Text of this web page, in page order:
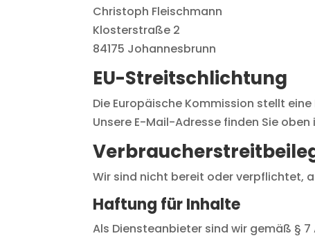
Christoph Fleischmann
Klosterstraße 2
84175 Johannesbrunn
EU-Streitschlichtung
Die Europäische Kommission stellt
Unsere E-Mail-Adresse finden Sie oben
Wir sind nicht bereit oder verpflichtet,
Haftung für Inhalte
Als Diensteanbieter sind wir gemäß §